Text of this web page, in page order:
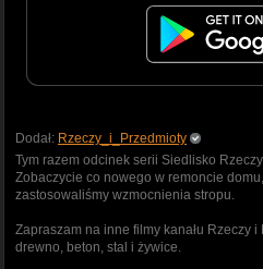
Dodał: Rzeczy_i_Przedmioty
Tym razem odcinek serii Siedlisko
Zobaczycie co nowego w remoncie
zastosowaliśmy wzmocnienia stropu.
Zapraszam na inne filmy kanału Rzeczy
drewno, beton, stal i żywice.